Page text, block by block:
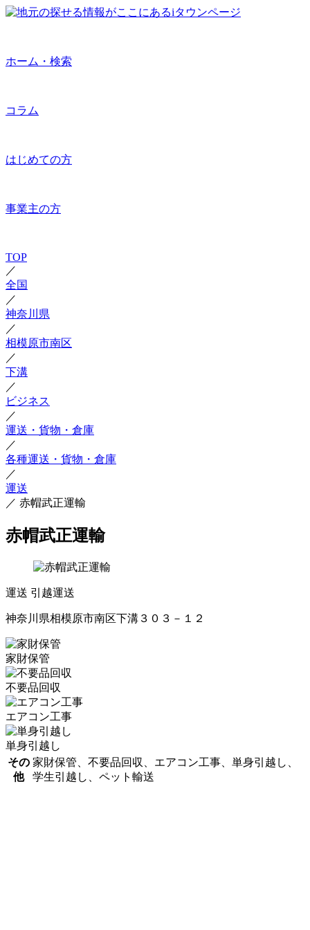
ホーム・検索
コラム
はじめての方
事業主の方
TOP
／
全国
／
神奈川県
／
相模原市南区
／
下溝
／
ビジネス
／
運送・貨物・倉庫
／
各種運送・貨物・倉庫
／
運送
／ 赤帽武正運輸
赤帽武正運輸
運送 引越運送
神奈川県相模原市南区下溝３０３－１２
家財保管
不要品回収
エアコン工事
単身引越し
その
他
家財保管、不要品回収、エアコン工事、単身引越し、
学生引越し、ペット輸送